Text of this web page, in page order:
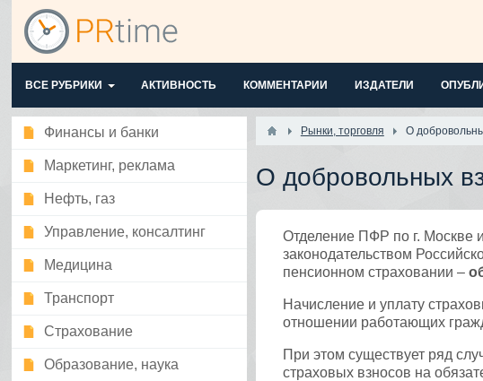
ВСЕ РУБРИКИ АКТИВНОСТЬ КОММЕНТАРИИ ИЗДАТЕЛИ
Финансы и банки
Маркетинг, реклама
Нефть, газ
Управление, консалтинг
Медицина
Транспорт
Страхование
Образование, наука
Рынки, торговля О
О добровольных
Отделение ПФР по г. Москве
законодательством
пенсионном страховании –
Начисление и уплату
отношении работающих
При этом существует ряд
страховых взносов на